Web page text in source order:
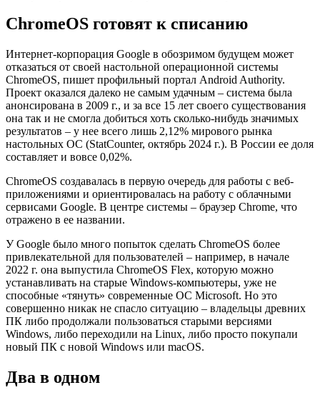
ChromeOS готовят к списанию
Интернет-корпорация Google в обозримом будущем может
отказаться от своей настольной операционной системы
ChromeOS, пишет профильный портал Android Authority.
Проект оказался далеко не самым удачным – система была
анонсирована в 2009 г., и за все 15 лет своего существования
она так и не смогла добиться хоть сколько-нибудь значимых
результатов – у нее всего лишь 2,12% мирового рынка
настольных ОС (StatCounter, октябрь 2024 г.). В России ее доля
составляет и вовсе 0,02%.
ChromeOS создавалась в первую очередь для работы с веб-
приложениями и ориентировалась на работу с облачными
сервисами Google. В центре системы – браузер Chrome, что
отражено в ее названии.
У Google было много попыток сделать ChromeOS более
привлекательной для пользователей – например, в начале
2022 г. она выпустила ChromeOS Flex, которую можно
устанавливать на старые Windows-компьютеры, уже не
способные «тянуть» современные ОС Microsoft. Но это
совершенно никак не спасло ситуацию – владельцы древних
ПК либо продолжали пользоваться старыми версиями
Windows, либо переходили на Linux, либо просто покупали
новый ПК с новой Windows или macOS.
Два в одном